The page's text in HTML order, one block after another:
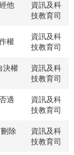
他
資訊及科
技教育司
權
資訊及科
技教育司
決權
資訊及科
技教育司
適
資訊及科
技教育司
除
資訊及科
技教育司